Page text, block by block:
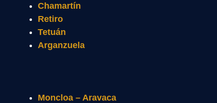
Chamartín
Retiro
Tetuán
Arganzuela
Moncloa – Aravaca